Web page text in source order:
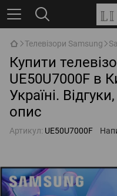
Телевізори Samsung
Купити
UE50U7000F в
Україні.
опис
Артикул: UE50U7000F